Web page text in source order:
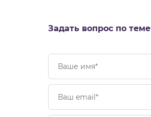
Задать вопрос по теме